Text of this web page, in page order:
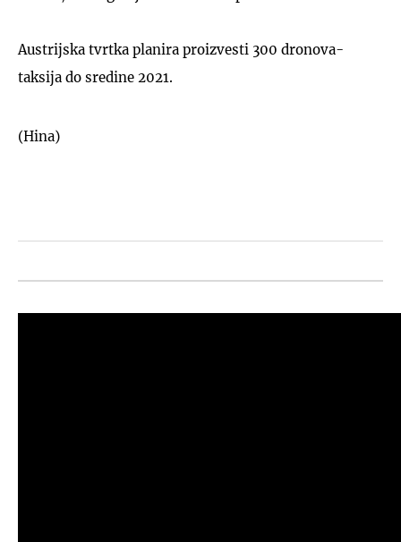
Austrijska tvrtka planira proizvesti 300 dronova-
taksija do sredine 2021.
(Hina)